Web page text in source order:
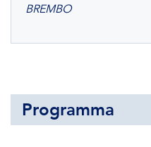
BREMBO
Programma